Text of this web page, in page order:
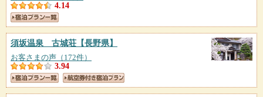
4.14
須坂温泉 古城荘 【長野県】
お客さまの声（172件）
3.94